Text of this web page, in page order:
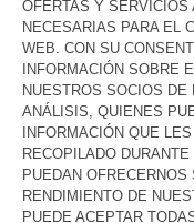
COMPRAR EL LOOK